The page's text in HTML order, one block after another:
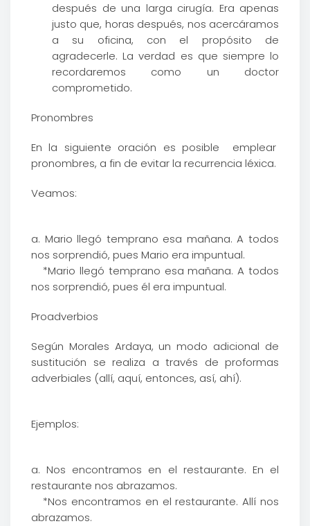
después de una larga cirugía. Era apenas
justo que, horas después, nos acercáramos
a su oficina, con el propósito de
agradecerle. La verdad es que siempre lo
recordaremos como un doctor
comprometido.
Pronombres
En la siguiente oración es posible emplear
pronombres, a fin de evitar la recurrencia léxica.
Veamos:
a. Mario llegó temprano esa mañana. A todos
nos sorprendió, pues Mario era impuntual.
*Mario llegó temprano esa mañana. A todos
nos sorprendió, pues él era impuntual.
Proadverbios
Según Morales Ardaya, un modo adicional de
sustitución se realiza a través de proformas
adverbiales (allí, aquí, entonces, así, ahí).
Ejemplos:
a. Nos encontramos en el restaurante. En el
restaurante nos abrazamos.
*Nos encontramos en el restaurante. Allí nos
abrazamos.